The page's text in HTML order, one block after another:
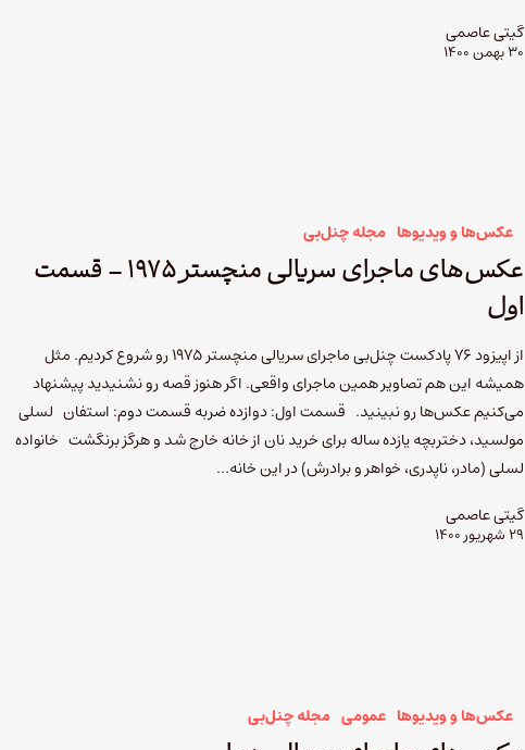
گیتی عاصمی
۳۰ بهمن ۱۴۰۰
عکس‌ها و ویدیوها مجله چنل‌بی
عکس‌های ماجرای سریالی منچستر ۱۹۷۵ – قسمت
اول
از اپیزود 76 پادکست چنل‌بی ماجرای سریالی منچستر 1975 رو شروع کردیم. مثل
همیشه این هم تصاویر همین ماجرای واقعی. اگر هنوز قصه رو نشنیدید پیشنهاد
می‌کنیم عکس‌ها رو نبینید. قسمت اول: دوازده ضربه قسمت دوم: استفان لسلی
مولسید، دختربچه یازده ساله برای خرید نان از خانه خارج شد و هرگز برنگشت خانواده
لسلی (مادر، ناپدری، خواهر و برادرش) در این خانه…
گیتی عاصمی
۲۹ شهریور ۱۴۰۰
عکس‌ها و ویدیوها عمومی مجله چنل‌بی